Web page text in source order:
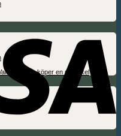
när du köper en ny cykel